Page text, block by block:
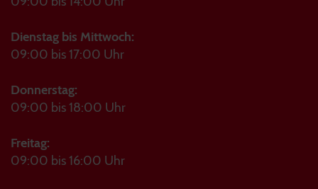
Dienstag bis Mittwoch:
09:00 bis 17:00 Uhr
Donnerstag:
09:00 bis 18:00 Uhr
Freitag:
09:00 bis 16:00 Uhr